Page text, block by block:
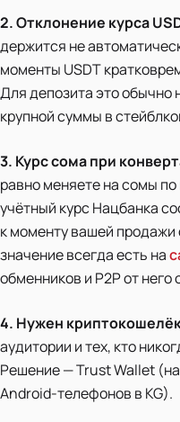
2. Отклонение курса
держится не
моменты USDT
Для депозита это обычно
крупной суммы в
3. Курс сома при
равно меняете на сомы по
учётный курс Нацбанка
к моменту вашей продажи
значение всегда есть на
обменников и P2P от него
4. Нужен
аудитории и тех, кто
Решение — Trust Wallet
Android-телефонов в KG).